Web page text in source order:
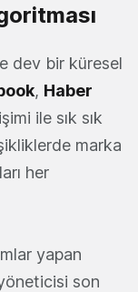
dev bir küresel
, Haber
ile sık sık
marka
her
yapan
son